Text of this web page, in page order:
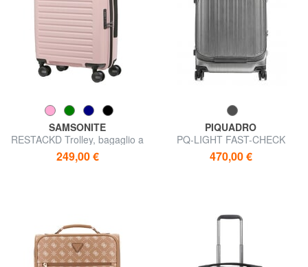
SAMSONITE
RESTACKD Trolley, bagaglio a
mano espandibile
249,00 €
PIQUADRO
PQ-LIGHT FAST-CHECK
Trolley da cabina
470,00 €